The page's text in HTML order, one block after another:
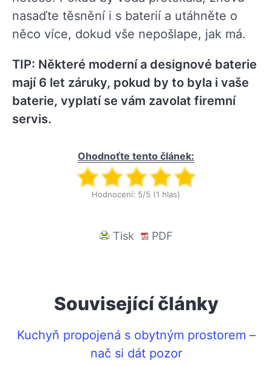
nasaďte těsnění i s baterií a utáhněte o
něco více, dokud vše nepošlape, jak má.
TIP: Některé moderní a designové baterie
mají 6 let záruky, pokud by to byla i vaše
baterie, vyplatí se vám zavolat firemní
servis.
Ohodnoťte tento článek:
Hodnocení: 5/5 (1 hlas)
Tisk PDF
Související články
Kuchyň propojená s obytným prostorem –
nač si dát pozor